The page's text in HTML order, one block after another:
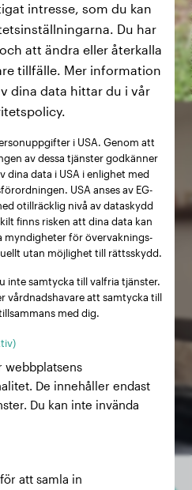
intresse, som du kan
Du har
att ändra eller återkalla
tillfälle. Mer information
dina data hittar du i vår
i USA. Genom att
av dessa tjänster godkänner
dina data i USA i enlighet med
USA anses av EG-
otillräcklig nivå av dataskydd
finns risken att dina data kan
myndigheter för övervaknings-
utan möjlighet till rättsskydd.
inte samtycka till valfria tjänster.
vårdnadshavare att samtycka till
med dig.
webbplatsens
De innehåller endast
Du kan inte invända
att samla in